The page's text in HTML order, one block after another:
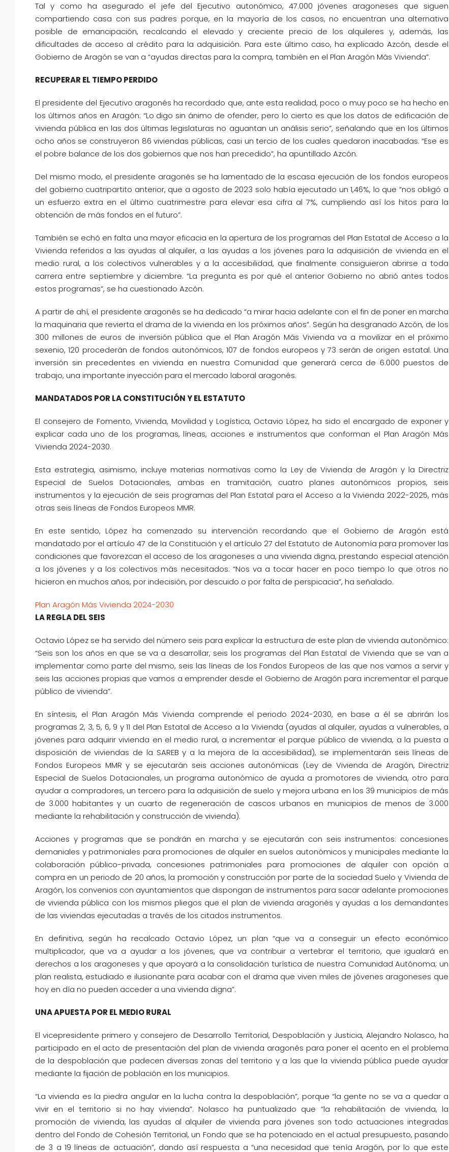
Tal y como ha asegurado el jefe del Ejecutivo autonómico, 47.000 jóvenes aragoneses que siguen
compartiendo casa con sus padres porque, en la mayoría de los casos, no encuentran una alternativa
posible de emancipación, recalcando el elevado y creciente precio de los alquileres y, además, las
dificultades de acceso al crédito para la adquisición. Para este último caso, ha explicado Azcón, desde el
Gobierno de Aragón se van a “ayudas directas para la compra, también en el Plan Aragón Más Vivienda”.
RECUPERAR EL TIEMPO PERDIDO
El presidente del Ejecutivo aragonés ha recordado que, ante esta realidad, poco o muy poco se ha hecho en
los últimos años en Aragón: “Lo digo sin ánimo de ofender, pero lo cierto es que los datos de edificación de
vivienda pública en las dos últimas legislaturas no aguantan un análisis serio”, señalando que en los últimos
ocho años se construyeron 86 viviendas públicas, casi un tercio de los cuales quedaron inacabadas. “Ese es
el pobre balance de los dos gobiernos que nos han precedido”, ha apuntillado Azcón.
Del mismo modo, el presidente aragonés se ha lamentado de la escasa ejecución de los fondos europeos
del gobierno cuatripartito anterior, que a agosto de 2023 solo había ejecutado un 1,46%, lo que “nos obligó a
un esfuerzo extra en el último cuatrimestre para elevar esa cifra al 7%, cumpliendo así los hitos para la
obtención de más fondos en el futuro”.
También se echó en falta una mayor eficacia en la apertura de los programas del Plan Estatal de Acceso a la
Vivienda referidos a las ayudas al alquiler, a las ayudas a los jóvenes para la adquisición de vivienda en el
medio rural, a los colectivos vulnerables y a la accesibilidad, que finalmente consiguieron abrirse a toda
carrera entre septiembre y diciembre. “La pregunta es por qué el anterior Gobierno no abrió antes todos
estos programas”, se ha cuestionado Azcón.
A partir de ahí, el presidente aragonés se ha dedicado “a mirar hacia adelante con el fin de poner en marcha
la maquinaria que revierta el drama de la vivienda en los próximos años”. Según ha desgranado Azcón, de los
300 millones de euros de inversión pública que el Plan Aragón Más Vivienda va a movilizar en el próximo
sexenio, 120 procederán de fondos autonómicos, 107 de fondos europeos y 73 serán de origen estatal. Una
inversión sin precedentes en vivienda en nuestra Comunidad que generará cerca de 6.000 puestos de
trabajo, una importante inyección para el mercado laboral aragonés.
MANDATADOS POR LA CONSTITUCIÓN Y EL ESTATUTO
El consejero de Fomento, Vivienda, Movilidad y Logística, Octavio López, ha sido el encargado de exponer y
explicar cada uno de los programas, líneas, acciones e instrumentos que conforman el Plan Aragón Más
Vivienda 2024-2030.
Esta estrategia, asimismo, incluye materias normativas como la Ley de Vivienda de Aragón y la Directriz
Especial de Suelos Dotacionales, ambas en tramitación, cuatro planes autonómicos propios, seis
instrumentos y la ejecución de seis programas del Plan Estatal para el Acceso a la Vivienda 2022-2025, más
otras seis líneas de Fondos Europeos MMR.
En este sentido, López ha comenzado su intervención recordando que el Gobierno de Aragón está
mandatado por el artículo 47 de la Constitución y el artículo 27 del Estatuto de Autonomía para promover las
condiciones que favorezcan el acceso de los aragoneses a una vivienda digna, prestando especial atención
a los jóvenes y a los colectivos más necesitados: “Nos va a tocar hacer en poco tiempo lo que otros no
hicieron en muchos años, por indecisión, por descuido o por falta de perspicacia”, ha señalado.
Plan Aragón Más Vivienda 2024-2030
LA REGLA DEL SEIS
Octavio López se ha servido del número seis para explicar la estructura de este plan de vivienda autonómico:
“Seis son los años en que se va a desarrollar, seis los programas del Plan Estatal de Vivienda que se van a
implementar como parte del mismo, seis las líneas de los Fondos Europeos de las que nos vamos a servir y
seis las acciones propias que vamos a emprender desde el Gobierno de Aragón para incrementar el parque
público de vivienda”.
En síntesis, el Plan Aragón Más Vivienda comprende el periodo 2024-2030, en base a él se abrirán los
programas 2, 3, 5, 6, 9 y 11 del Plan Estatal de Acceso a la Vivienda (ayudas al alquiler, ayudas a vulnerables, a
jóvenes para adquirir vivienda en el medio rural, a incrementar el parque público de vivienda, a la puesta a
disposición de viviendas de la SAREB y a la mejora de la accesibilidad), se implementarán seis líneas de
Fondos Europeos MMR y se ejecutarán seis acciones autonómicas (Ley de Vivienda de Aragón, Directriz
Especial de Suelos Dotacionales, un programa autonómico de ayuda a promotores de vivienda, otro para
ayudar a compradores, un tercero para la adquisición de suelo y mejora urbana en los 39 municipios de más
de 3.000 habitantes y un cuarto de regeneración de cascos urbanos en municipios de menos de 3.000
mediante la rehabilitación y construcción de vivienda).
Acciones y programas que se pondrán en marcha y se ejecutarán con seis instrumentos: concesiones
demaniales y patrimoniales para promociones de alquiler en suelos autonómicos y municipales mediante la
colaboración público-privada, concesiones patrimoniales para promociones de alquiler con opción a
compra en un periodo de 20 años, la promoción y construcción por parte de la sociedad Suelo y Vivienda de
Aragón, los convenios con ayuntamientos que dispongan de instrumentos para sacar adelante promociones
de vivienda pública con los mismos pliegos que el plan de vivienda aragonés y ayudas a los demandantes
de las viviendas ejecutadas a través de los citados instrumentos.
En definitiva, según ha recalcado Octavio López, un plan “que va a conseguir un efecto económico
multiplicador, que va a ayudar a los jóvenes, que va contribuir a vertebrar el territorio, que igualará en
derechos a los aragoneses y que apoyará a la consolidación turística de nuestra Comunidad Autónoma; un
plan realista, estudiado e ilusionante para acabar con el drama que viven miles de jóvenes aragoneses que
hoy en día no pueden acceder a una vivienda digna”.
UNA APUESTA POR EL MEDIO RURAL
El vicepresidente primero y consejero de Desarrollo Territorial, Despoblación y Justicia, Alejandro Nolasco, ha
participado en el acto de presentación del plan de vivienda aragonés para poner el acento en el problema
de la despoblación que padecen diversas zonas del territorio y a las que la vivienda pública puede ayudar
mediante la fijación de población en los municipios.
“La vivienda es la piedra angular en la lucha contra la despoblación”, porque “la gente no se va a quedar a
vivir en el territorio si no hay vivienda”. Nolasco ha puntualizado que “la rehabilitación de vivienda, la
promoción de vivienda, las ayudas al alquiler de vivienda para jóvenes son todo actuaciones integradas
dentro del Fondo de Cohesión Territorial, un Fondo que se ha potenciado en el actual presupuesto, pasando
de 3 a 19 líneas de actuación”, dando así respuesta a “una necesidad que tenía Aragón, por lo que este